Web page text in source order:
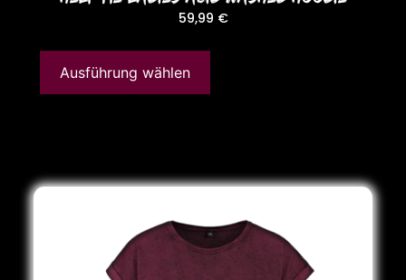
59,99 €
Ausführung wählen